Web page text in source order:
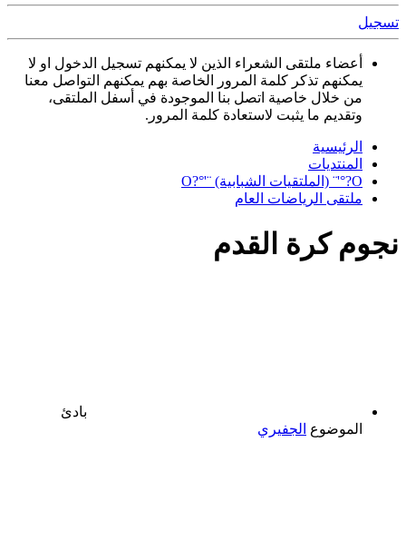
تسجيل
أعضاء ملتقى الشعراء الذين لا يمكنهم تسجيل الدخول او لا
يمكنهم تذكر كلمة المرور الخاصة بهم يمكنهم التواصل معنا
من خلال خاصية اتصل بنا الموجودة في أسفل الملتقى،
وتقديم ما يثبت لاستعادة كلمة المرور.
الرئيسية
المنتديات
O?°'¨ (الملتقيات الشبابية) ¨'°?O
ملتقى الرياضات العام
نجوم كرة القدم
بادئ
الموضوع الجفيري